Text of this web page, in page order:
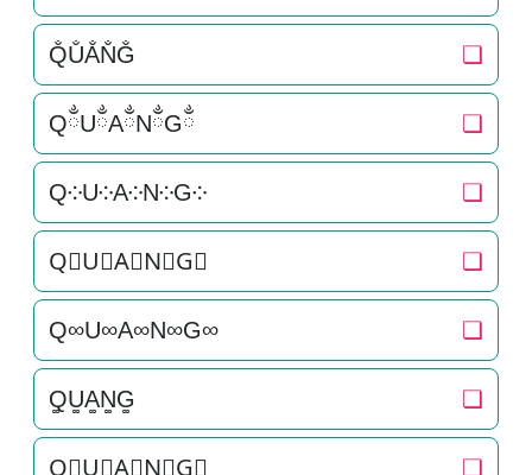
Q̐U̐A̐N̐G̐ ❏
QྂUྂAྂNྂGྂ ❏
Q༶U༶A༶N༶G༶ ❏
Q⃕U⃕A⃕N⃕G⃕ ❏
Q∞U∞A∞N∞G∞ ❏
Q͚U͚A͚N͚G͚ ❏
Q⃒U⃒A⃒N⃒G⃒ ❏